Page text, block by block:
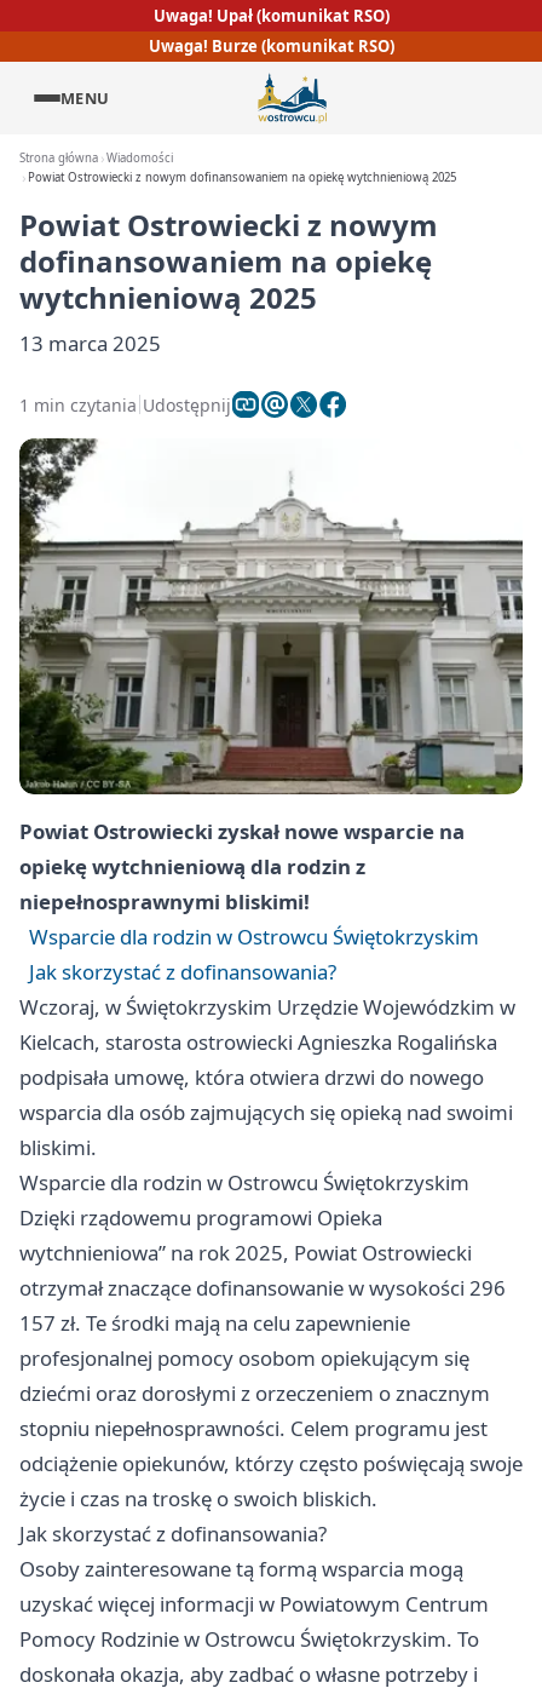
Uwaga! Upał (komunikat RSO)
Uwaga! Burze (komunikat RSO)
MENU
Strona główna Wiadomości
Powiat Ostrowiecki z nowym dofinansowaniem na opiekę wytchnieniową 2025
Powiat Ostrowiecki z nowym
dofinansowaniem na opiekę
wytchnieniową 2025
13 marca 2025
1 min czytania Udostępnij
Powiat Ostrowiecki zyskał nowe wsparcie na
opiekę wytchnieniową dla rodzin z
niepełnosprawnymi bliskimi!
Wsparcie dla rodzin w Ostrowcu Świętokrzyskim
Jak skorzystać z dofinansowania?
Wczoraj, w Świętokrzyskim Urzędzie Wojewódzkim w
Kielcach, starosta ostrowiecki Agnieszka Rogalińska
podpisała umowę, która otwiera drzwi do nowego
wsparcia dla osób zajmujących się opieką nad swoimi
bliskimi.
Wsparcie dla rodzin w Ostrowcu Świętokrzyskim
Dzięki rządowemu programowi Opieka
wytchnieniowa” na rok 2025, Powiat Ostrowiecki
otrzymał znaczące dofinansowanie w wysokości 296
157 zł. Te środki mają na celu zapewnienie
profesjonalnej pomocy osobom opiekującym się
dziećmi oraz dorosłymi z orzeczeniem o znacznym
stopniu niepełnosprawności. Celem programu jest
odciążenie opiekunów, którzy często poświęcają swoje
życie i czas na troskę o swoich bliskich.
Jak skorzystać z dofinansowania?
Osoby zainteresowane tą formą wsparcia mogą
uzyskać więcej informacji w Powiatowym Centrum
Pomocy Rodzinie w Ostrowcu Świętokrzyskim. To
doskonała okazja, aby zadbać o własne potrzeby i